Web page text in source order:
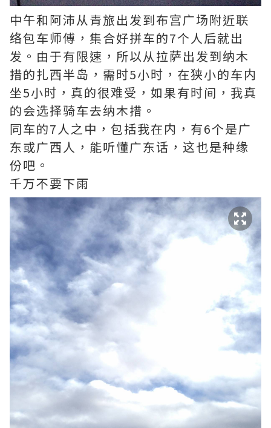
中午和阿沛从青旅出发到布宫广场附近联
络包车师傅，集合好拼车的7个人后就出
发。由于有限速，所以从拉萨出发到纳木
措的扎西半岛，需时5小时，在狭小的车内
坐5小时，真的很难受，如果有时间，我真
的会选择骑车去纳木措。
同车的7人之中，包括我在内，有6个是广
东或广西人，能听懂广东话，这也是种缘
份吧。
千万不要下雨